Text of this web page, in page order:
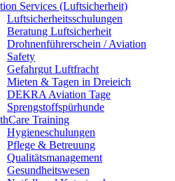
Services (Luftsicherheit)
Luftsicherheitsschulungen
Beratung Luftsicherheit
Drohnenführerschein / Aviation
Safety
Gefahrgut Luftfracht
Mieten & Tagen in Dreieich
DEKRA Aviation Tage
Sprengstoffspürhunde
Training
Hygieneschulungen
Pflege & Betreuung
Qualitätsmanagement
Gesundheitswesen